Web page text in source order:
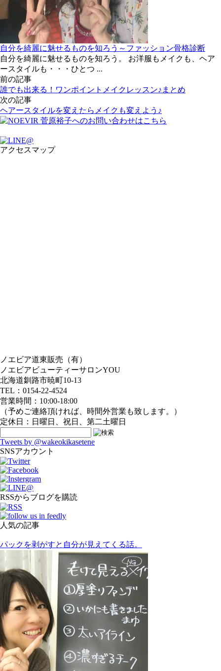
自分を綺麗に魅せるものを知ろう～ファッション骨格診断
自分を綺麗に魅せるものを知ろう。 お洋服もメイクも、ヘア
ースタイルも・・・ひとつ ...
前の記事
誰でも出来る！ワンポイントメイクレッスン♪まとめ
次の記事
ヘアースタイルを変えたらメイクも変えよう♪
アクセスマップ
ノエビア道東販売（有）
ノエビアビューティーサロンYOU
北海道釧路市暁町10-13
TEL：0154-22-4524
営業時間：10:00-18:00
（予めご連絡頂ければ、時間外営業も致します。）
定休日：日曜日、祝日、第二土曜日
Tweets by @wakeokikasetene
SNSアカウント
RSSからブログを購読
人気の記事
パックを剥がすと自分が見えてくる話。